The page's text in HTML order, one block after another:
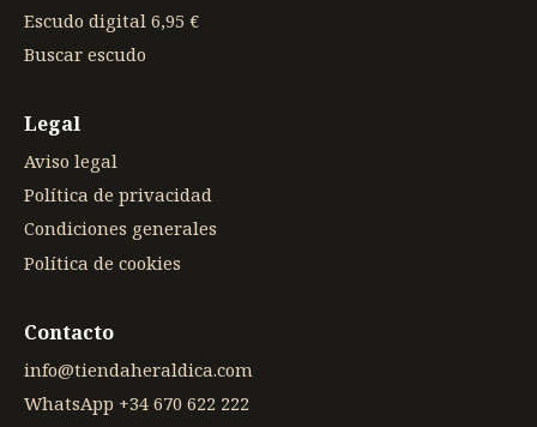
Escudo digital 6,95 €
Buscar escudo
Legal
Aviso legal
Política de privacidad
Condiciones generales
Política de cookies
Contacto
info@tiendaheraldica.com
WhatsApp +34 670 622 222